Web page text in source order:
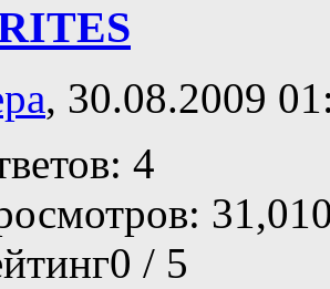
, 30.08.2009
4
/ 5